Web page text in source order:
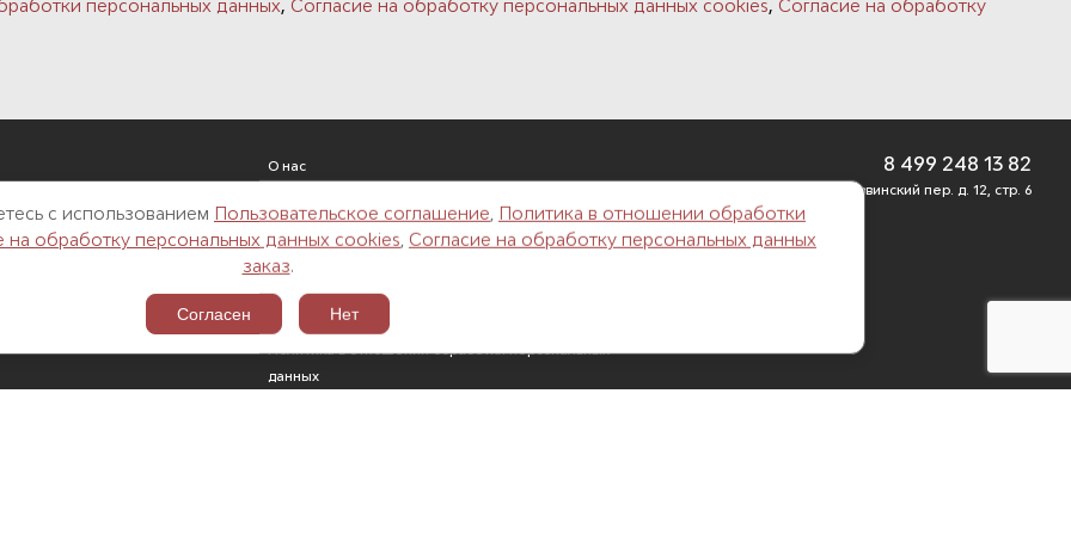
с использованием Пользовательское соглашение, Политика в отношении обработки
на обработку персональных данных cookies, Согласие на обработку персональных данных
заказ.
Согласен Нет
персональных данных Согласие на обработку персональных данных cookies Согласие на обработку
О нас
Новости
Контакты
Архитекторам и дизайнерам
Вакансии
Пользовательское соглашение
Политика в отношении обработки персональных
данных
8 499 248 13 82
г. Москва, Б. Саввинский пер. д. 12, стр. 6